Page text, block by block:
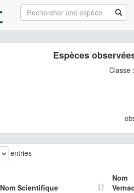
Espèces
Classe
entries
Nom Scientifique
Nom